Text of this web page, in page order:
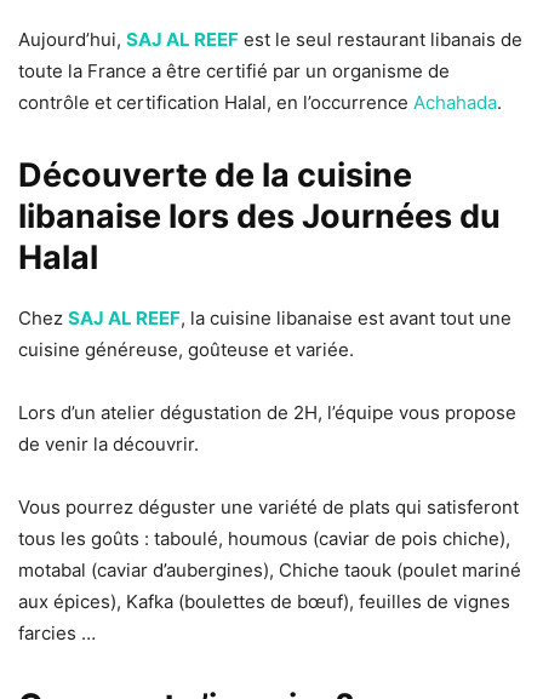
Aujourd’hui, SAJ AL REEF est le seul restaurant libanais de
toute la France a être certifié par un organisme de
contrôle et certification Halal, en l’occurrence Achahada.
Découverte de la cuisine
libanaise lors desJournées du
Halal
Chez SAJ AL REEF, la cuisine libanaise est avant tout une
cuisine généreuse, goûteuse et variée.
Lors d’un atelier dégustation de 2H, l’équipe vous propose
de venir la découvrir.
Vous pourrez déguster une variété de plats qui satisferont
tous les goûts : taboulé, houmous (caviar de pois chiche),
motabal (caviar d’aubergines), Chiche taouk (poulet mariné
aux épices), Kafka (boulettes de bœuf), feuilles de vignes
farcies …